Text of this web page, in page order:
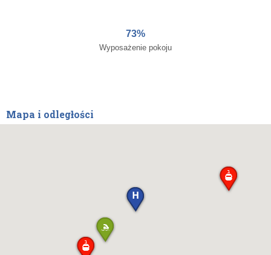
73%
Wyposażenie pokoju
Mapa i odległości